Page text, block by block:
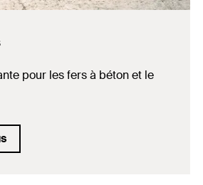
pour les fers à béton et le